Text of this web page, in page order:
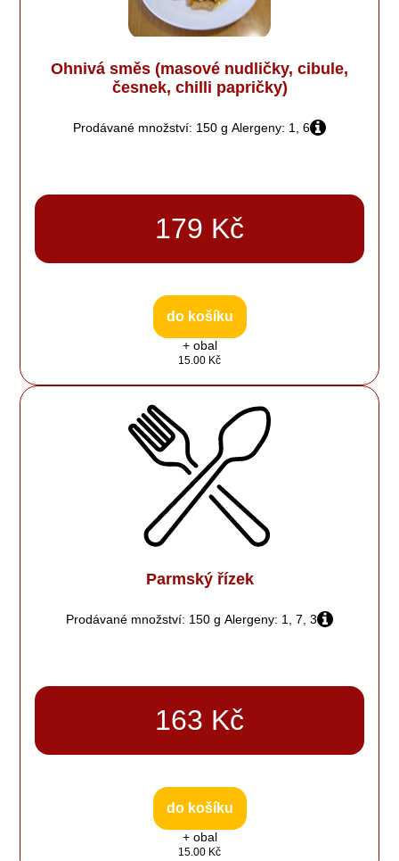
Ohnivá směs (masové nudličky, cibule,
česnek, chilli papričky)
Prodávané množství: 150 g Alergeny: 1, 6
179 Kč
do košíku
+ obal
15.00 Kč
Parmský řízek
Prodávané množství: 150 g Alergeny: 1, 7, 3
163 Kč
do košíku
+ obal
15.00 Kč